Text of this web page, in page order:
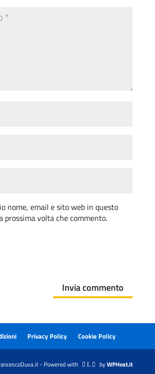
nome, email e sito web in questo
prossima volta che commento.
Invia commento
Privacy Policy Cookie Policy
- Powered with  L  byWPHost.it